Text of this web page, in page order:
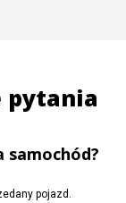
pytania
samochód?
pojazd.